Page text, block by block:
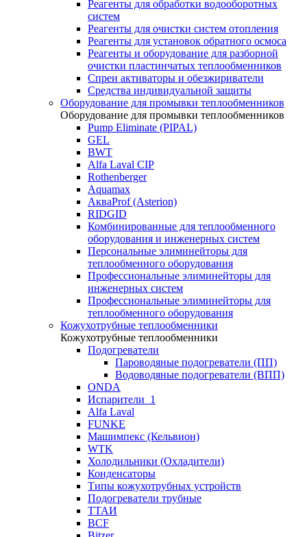
Реагенты для обработки водооборотных
систем
Реагенты для очистки систем отопления
Реагенты для установок обратного осмоса
Реагенты и оборудование для разборной
очистки пластинчатых теплообменников
Спреи активаторы и обезжириватели
Средства индивидуальной защиты
Оборудование для промывки теплообменников
Оборудование для промывки теплообменников
Pump Eliminate (PIPAL)
GEL
BWT
Alfa Laval CIP
Rothenberger
Aquamax
АкваProf (Asterion)
RIDGID
Комбинированные для теплообменного
оборудования и инженерных систем
Персональные элиминейторы для
теплообменного оборудования
Профессиональные элиминейторы для
инженерных систем
Профессиональные элиминейторы для
теплообменного оборудования
Кожухотрубные теплообменники
Кожухотрубные теплообменники
Подогреватели
Пароводяные подогреватели (ПП)
Водоводяные подогреватели (ВПП)
ONDA
Испарители_1
Alfa Laval
FUNKE
Машимпекс (Кельвион)
WTK
Холодильники (Охладители)
Конденсаторы
Типы кожухотрубных устройств
Подогреватели трубные
ТТАИ
BCF